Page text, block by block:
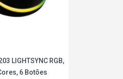
LIGHTSYNC RGB,
6 Botões